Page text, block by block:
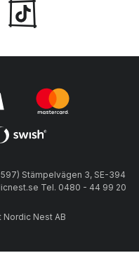
Stämpelvägen 3, SE-394
Tel. 0480 - 44 99 20
Nest AB